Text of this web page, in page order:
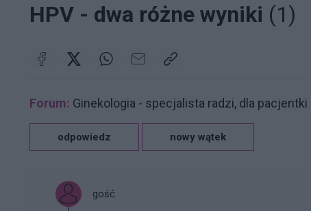
HPV - dwa różne wyniki (1)
Forum: Ginekologia - specjalista radzi, dla pacjentki
odpowiedz nowy wątek
gość